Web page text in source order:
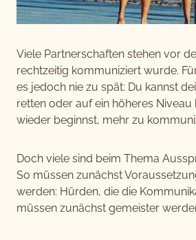
Viele Partnerschaften stehen vor
rechtzeitig kommuniziert wurde.
es jedoch nie zu spät: Du kannst
retten oder auf ein höheres Niveau
wieder beginnst, mehr zu
Doch viele sind beim Thema
So müssen zunächst
werden: Hürden, die die
müssen zunächst gemeister